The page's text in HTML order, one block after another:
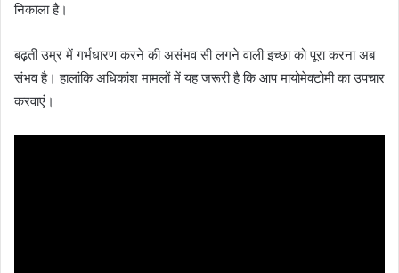
निकाला है।
बढ़ती उम्र में गर्भधारण करने की असंभव सी लगने वाली इच्छा को पूरा करना अब
संभव है। हालांकि अधिकांश मामलों में यह जरूरी है कि आप मायोमेक्टोमी का उपचार
करवाएं।